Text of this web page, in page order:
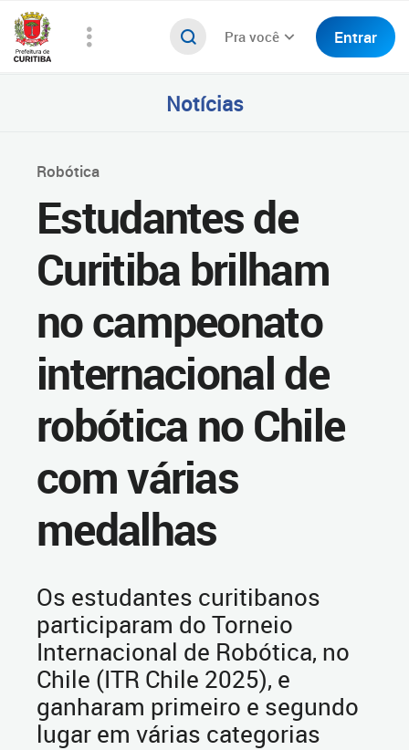
Pra você Entrar
Notícias
Robótica
Estudantes de
Curitiba brilham
no campeonato
internacional de
robótica no Chile
com várias
medalhas
Os estudantes curitibanos
participaram do Torneio
Internacional de Robótica, no
Chile (ITR Chile 2025), e
ganharam primeiro e segundo
lugar em várias categorias